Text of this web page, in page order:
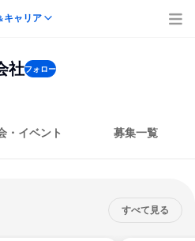
キャリア
社フォロー
・イベント 募集一覧
すべて見る